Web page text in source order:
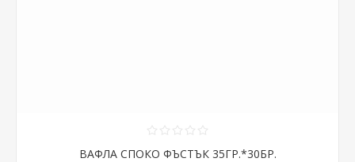
ВАФЛА СПОКО ФЪСТЪК 35ГР.*30БР.